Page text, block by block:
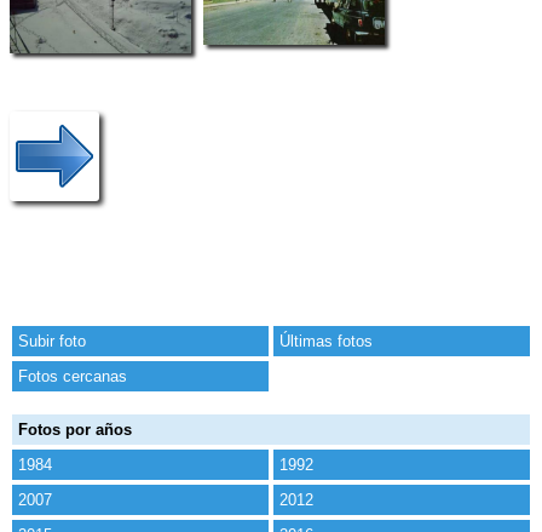
Subir foto
Últimas fotos
Fotos cercanas
Fotos por años
1984
1992
2007
2012